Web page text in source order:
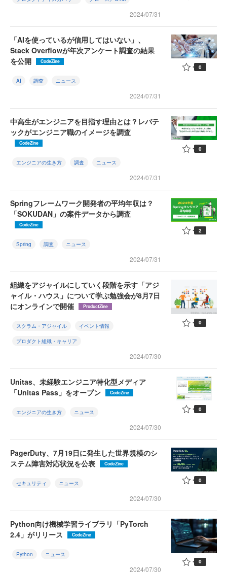
2024/07/31
「AIを使っているが信用してはいない」、
Stack Overflowが年次アンケート調査の結果
を公開
CodeZine
AI 調査 ニュース
2024/07/31
0
中高生がエンジニアを目指す理由とは？レバテ
ックがエンジニア職のイメージを調査
CodeZine
エンジニアの生き方 調査 ニュース
2024/07/31
0
Springフレームワーク開発者の平均年収は？
「SOKUDAN」の案件データから調査
CodeZine
Spring 調査 ニュース
2024/07/31
2
組織をアジャイルにしていく段階を示す「アジ
ャイル・ハウス」について学ぶ勉強会が8月7日
にオンラインで開催
ProductZine
スクラム・アジャイル イベント情報
プロダクト組織・キャリア
2024/07/30
0
Unitas、未経験エンジニア特化型メディア
「Unitas Pass」をオープン
CodeZine
エンジニアの生き方 ニュース
2024/07/30
0
PagerDuty、7月19日に発生した世界規模のシ
ステム障害対応状況を公表
CodeZine
セキュリティ ニュース
2024/07/30
0
Python向け機械学習ライブラリ「PyTorch
2.4」がリリース
CodeZine
Python ニュース
2024/07/30
0